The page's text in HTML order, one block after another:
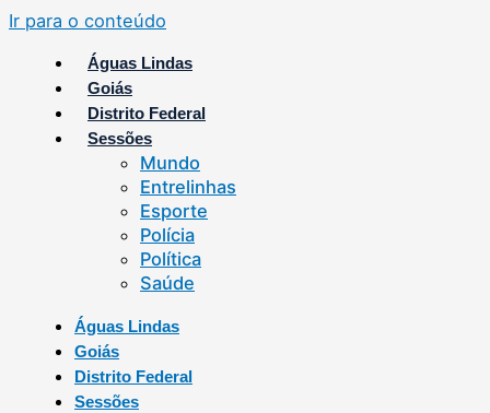
Ir para o conteúdo
Águas Lindas
Goiás
Distrito Federal
Sessões
Mundo
Entrelinhas
Esporte
Polícia
Política
Saúde
Águas Lindas
Goiás
Distrito Federal
Sessões